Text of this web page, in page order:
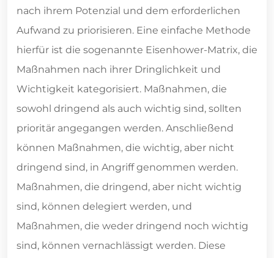
nach ihrem Potenzial und dem erforderlichen
Aufwand zu priorisieren. Eine einfache Methode
hierfür ist die sogenannte Eisenhower-Matrix, die
Maßnahmen nach ihrer Dringlichkeit und
Wichtigkeit kategorisiert. Maßnahmen, die
sowohl dringend als auch wichtig sind, sollten
prioritär angegangen werden. Anschließend
können Maßnahmen, die wichtig, aber nicht
dringend sind, in Angriff genommen werden.
Maßnahmen, die dringend, aber nicht wichtig
sind, können delegiert werden, und
Maßnahmen, die weder dringend noch wichtig
sind, können vernachlässigt werden. Diese